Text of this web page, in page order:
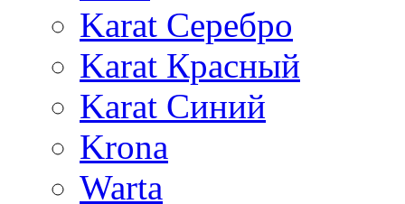
Karat Серебро
Karat Красный
Karat Синий
Krona
Warta